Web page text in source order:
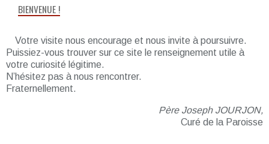
BIENVENUE !
Votre visite nous encourage et nous invite à poursuivre.
Puissiez-vous trouver sur ce site le renseignement utile à
votre curiosité légitime.
N’hésitez pas à nous rencontrer.
Fraternellement.
Père Joseph JOURJON,
Curé de la Paroisse